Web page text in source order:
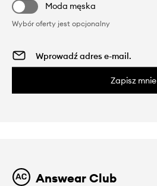
Moda męska
Wybór oferty jest opcjonalny
Zapisz mnie
Answear Club